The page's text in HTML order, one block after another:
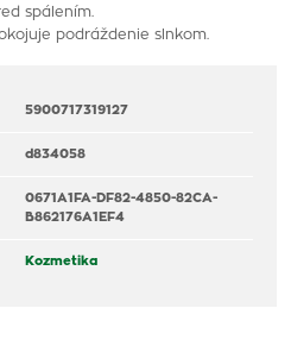
spálením.
podráždenie slnkom.
5900717319127
d834058
0671A1FA-DF82-4850-82CA-
B862176A1EF4
Kozmetika